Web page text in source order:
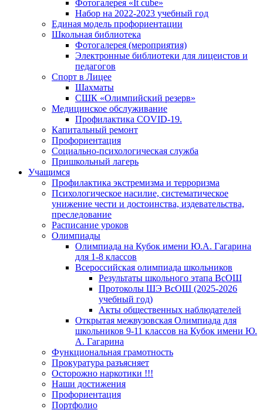
Фотогалерея «It cube»
Набор на 2022-2023 учебный год
Единая модель профориентации
Школьная библиотека
Фотогалерея (мероприятия)
Электронные библиотеки для лицеистов и
педагогов
Спорт в Лицее
Шахматы
СШК «Олимпийский резерв»
Медицинское обслуживание
Профилактика COVID-19.
Капитальный ремонт
Профориентация
Социально-психологическая служба
Пришкольный лагерь
Учащимся
Профилактика экстремизма и терроризма
Психологическое насилие, систематическое
унижение чести и достоинства, издевательства,
преследование
Расписание уроков
Олимпиады
Олимпиада на Кубок имени Ю.А. Гагарина
для 1-8 классов
Всероссийская олимпиада школьников
Результаты школьного этапа ВсОШ
Протоколы ШЭ ВсОШ (2025-2026
учебный год)
Акты общественных наблюдателей
Открытая межвузовская Олимпиада для
школьников 9-11 классов на Кубок имени Ю.
А. Гагарина
Функциональная грамотность
Прокуратура разъясняет
Осторожно наркотики !!!
Наши достижения
Профориентация
Портфолио